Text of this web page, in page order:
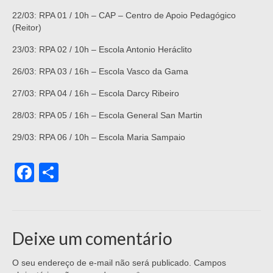
22/03: RPA 01 / 10h – CAP – Centro de Apoio Pedagógico
(Reitor)
23/03: RPA 02 / 10h – Escola Antonio Heráclito
26/03: RPA 03 / 16h – Escola Vasco da Gama
27/03: RPA 04 / 16h – Escola Darcy Ribeiro
28/03: RPA 05 / 16h – Escola General San Martin
29/03: RPA 06 / 10h – Escola Maria Sampaio
Facebook
Deixe um comentário
O seu endereço de e-mail não será publicado. Campos